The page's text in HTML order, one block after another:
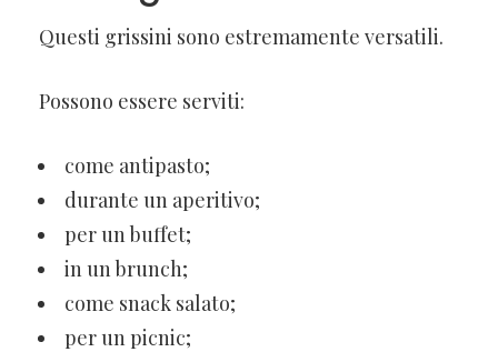
Questi grissini sono estremamente versatili.
Possono essere serviti:
come antipasto;
durante un aperitivo;
per un buffet;
in un brunch;
come snack salato;
per un picnic;